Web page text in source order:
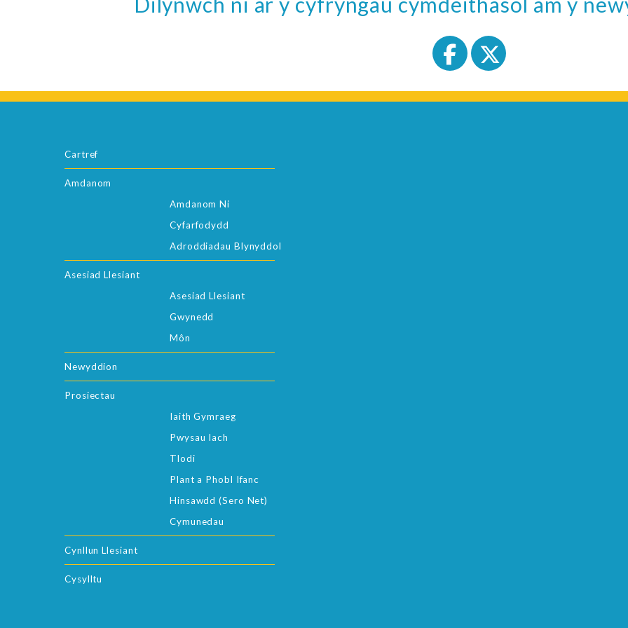
Cartref
Amdanom
Amdanom Ni
Cyfarfodydd
Adroddiadau Blynyddol
Asesiad Llesiant
Asesiad Llesiant
Gwynedd
Môn
Newyddion
Prosiectau
Iaith Gymraeg
Pwysau Iach
Tlodi
Plant a Phobl Ifanc
Hinsawdd (Sero Net)
Cymunedau
Cynllun Llesiant
Cysylltu